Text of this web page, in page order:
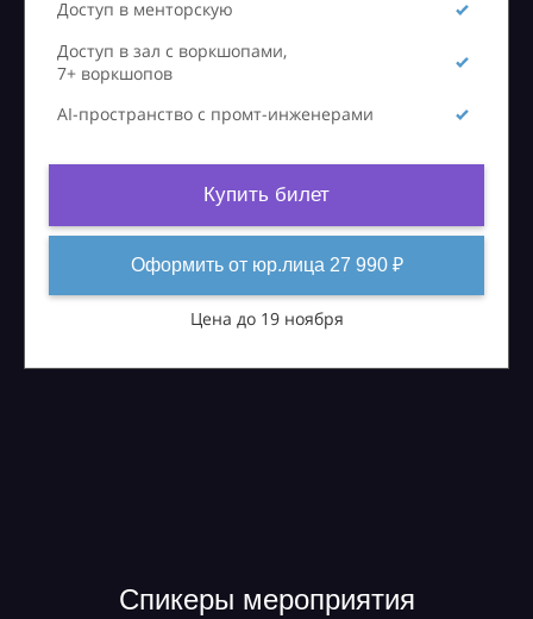
Доступ в менторскую
Доступ в зал с воркшопами,
7+ воркшопов
AI-пространство с промт-инженерами
Купить билет
Оформить от юр.лица 27 990 ₽
Цена до 19 ноября
Спикеры мероприятия